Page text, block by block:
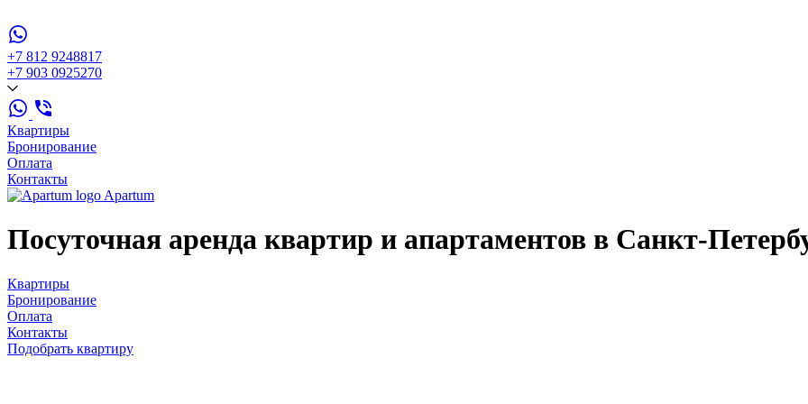
+7 812 9248817
+7 903 0925270
Квартиры
Бронирование
Оплата
Контакты
Apartum
Посуточная аренда квартир и апартаментов в Санкт-
Квартиры
Бронирование
Оплата
Контакты
Подобрать квартиру